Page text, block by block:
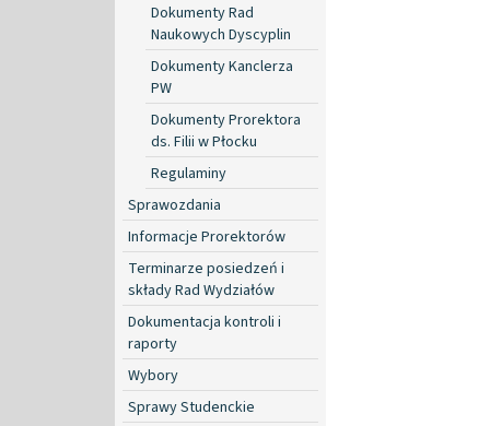
Dokumenty Rad
Naukowych Dyscyplin
Dokumenty Kanclerza
PW
Dokumenty Prorektora
ds. Filii w Płocku
Regulaminy
Sprawozdania
Informacje Prorektorów
Terminarze posiedzeń i
składy Rad Wydziałów
Dokumentacja kontroli i
raporty
Wybory
Sprawy Studenckie